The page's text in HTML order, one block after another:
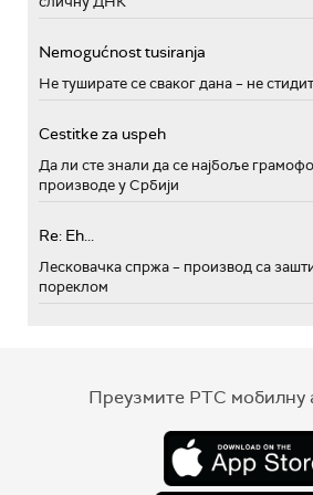
Nemogućnost tusiranja
Не туширате се сваког дана – не
Cestitke za uspeh
Да ли сте знали да се најбоље
производе у Србији
Re: Eh...
Лесковачка спржа – производ са
пореклом
Преузмите РТС мобилну